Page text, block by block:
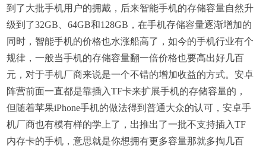
到了大批手机用户的拥戴，后来智能手机的存储容量自然升
级到了32GB、64GB和128GB，在手机存储容量逐渐增加的
同时，智能手机的价格也水涨船高了，如今的手机行业有个
规律，一般当手机的存储容量翻一倍价格也要高出好几百
元，对于手机厂商来说是一个不错的增加收益的方式。安卓
阵营前面一直都是靠插入TF卡来扩展手机的存储容量的，
但随着苹果iPhone手机的做法得到普通大众的认可，安卓手
机厂商也有模有样的学上了，出推出了一批不支持插入TF
内存卡的手机，意思就是你想拥有更多容量那就多掏几百